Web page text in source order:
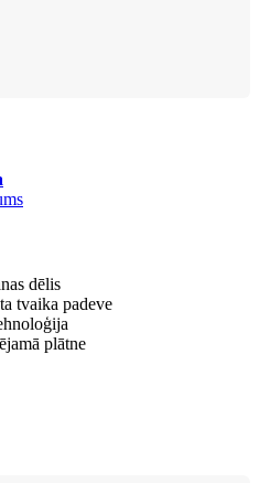
dēlis
tvaika padeve
plātne